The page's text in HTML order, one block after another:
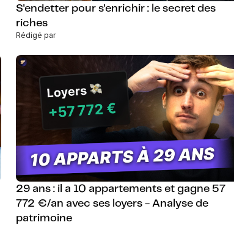
S'endetter pour s'enrichir : le secret des
riches
Rédigé par
29 ans : il a 10 appartements et gagne 57
772 €/an avec ses loyers - Analyse de
patrimoine